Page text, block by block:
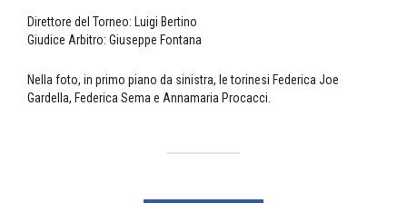
Direttore del Torneo: Luigi Bertino
Giudice Arbitro: Giuseppe Fontana
Nella foto, in primo piano da sinistra, le torinesi Federica Joe
Gardella, Federica Sema e Annamaria Procacci.